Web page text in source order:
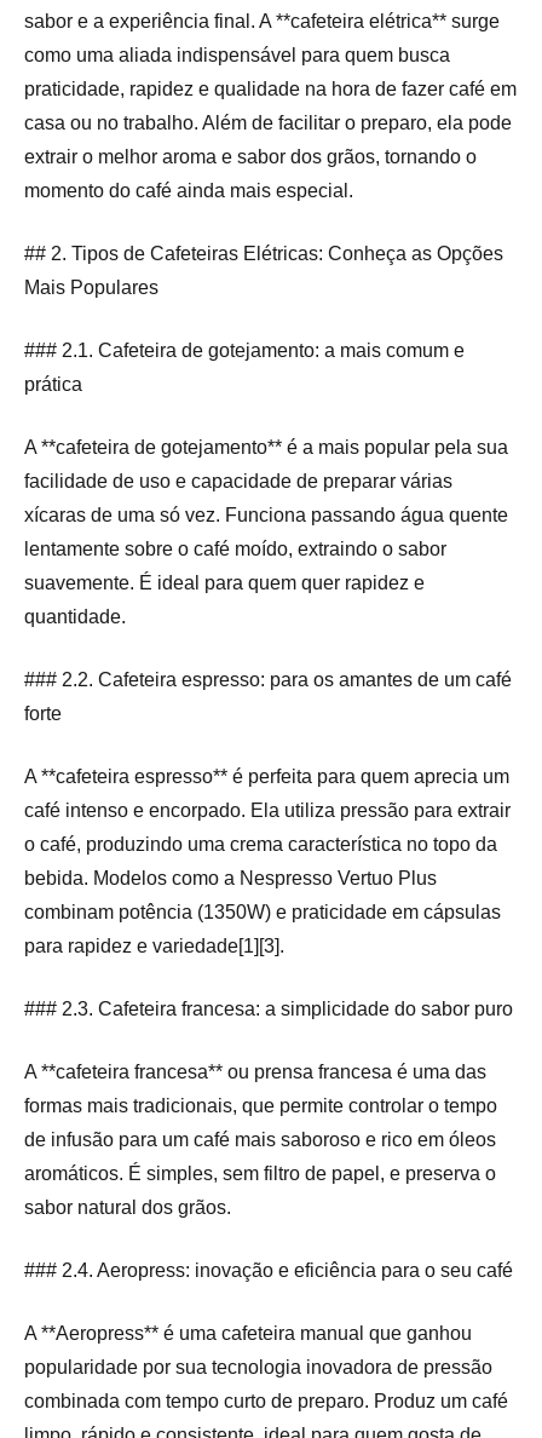
sabor e a experiência final. A **cafeteira elétrica** surge
como uma aliada indispensável para quem busca
praticidade, rapidez e qualidade na hora de fazer café em
casa ou no trabalho. Além de facilitar o preparo, ela pode
extrair o melhor aroma e sabor dos grãos, tornando o
momento do café ainda mais especial.
## 2. Tipos de Cafeteiras Elétricas: Conheça as Opções
Mais Populares
### 2.1. Cafeteira de gotejamento: a mais comum e
prática
A **cafeteira de gotejamento** é a mais popular pela sua
facilidade de uso e capacidade de preparar várias
xícaras de uma só vez. Funciona passando água quente
lentamente sobre o café moído, extraindo o sabor
suavemente. É ideal para quem quer rapidez e
quantidade.
### 2.2. Cafeteira espresso: para os amantes de um café
forte
A **cafeteira espresso** é perfeita para quem aprecia um
café intenso e encorpado. Ela utiliza pressão para extrair
o café, produzindo uma crema característica no topo da
bebida. Modelos como a Nespresso Vertuo Plus
combinam potência (1350W) e praticidade em cápsulas
para rapidez e variedade[1][3].
### 2.3. Cafeteira francesa: a simplicidade do sabor puro
A **cafeteira francesa** ou prensa francesa é uma das
formas mais tradicionais, que permite controlar o tempo
de infusão para um café mais saboroso e rico em óleos
aromáticos. É simples, sem filtro de papel, e preserva o
sabor natural dos grãos.
### 2.4. Aeropress: inovação e eficiência para o seu café
A **Aeropress** é uma cafeteira manual que ganhou
popularidade por sua tecnologia inovadora de pressão
combinada com tempo curto de preparo. Produz um café